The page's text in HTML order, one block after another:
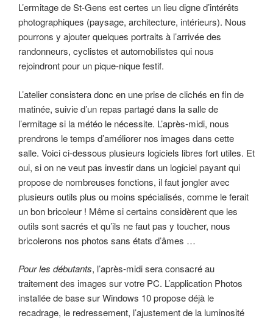
L’ermitage de St-Gens est certes un lieu digne d’intérêts
photographiques (paysage, architecture, intérieurs). Nous
pourrons y ajouter quelques portraits à l’arrivée des
randonneurs, cyclistes et automobilistes qui nous
rejoindront pour un pique-nique festif.
L’atelier consistera donc en une prise de clichés en fin de
matinée, suivie d’un repas partagé dans la salle de
l’ermitage si la météo le nécessite. L’après-midi, nous
prendrons le temps d’améliorer nos images dans cette
salle. Voici ci-dessous plusieurs logiciels libres fort utiles. Et
oui, si on ne veut pas investir dans un logiciel payant qui
propose de nombreuses fonctions, il faut jongler avec
plusieurs outils plus ou moins spécialisés, comme le ferait
un bon bricoleur ! Même si certains considèrent que les
outils sont sacrés et qu’ils ne faut pas y toucher, nous
bricolerons nos photos sans états d’âmes …
Pour les débutants, l’après-midi sera consacré au
traitement des images sur votre PC. L’application Photos
installée de base sur Windows 10 propose déjà le
recadrage, le redressement, l’ajustement de la luminosité